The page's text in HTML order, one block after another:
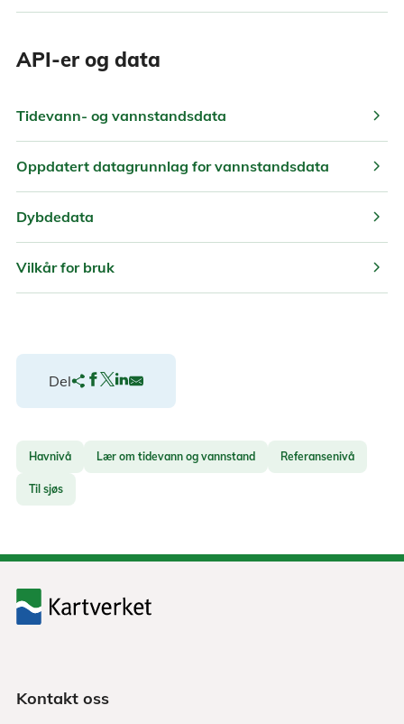
API-er og data
Tidevann- og vannstandsdata chevron_right
Oppdatert datagrunnlag for vannstandsdata chevron_right
Dybdedata chevron_right
Vilkår for bruk chevron_right
Del
Havnivå Lær om tidevann og vannstand Referansenivå
Til sjøs
Kontakt oss